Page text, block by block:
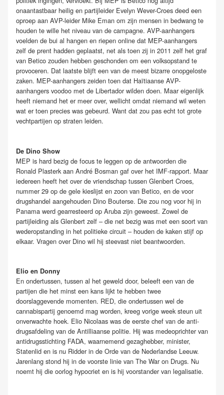
onaantastbaar heilig en partijleider Evelyn Wever-Croes deed een
oproep aan AVP-leider Mike Eman om zijn mensen in bedwang te
houden te wille het niveau van de campagne. AVP-aanhangers
voelden de bui al hangen en riepen online dat MEP-aanhangers
zelf de prent hadden geplaatst, net als toen zij in 2011 zelf het graf
van Betico zouden hebben geschonden om een volksopstand te
provoceren. Dat laatste blijft een van de meest bizarre onopgeloste
zaken. MEP-aanhangers zeiden toen dat Haïtiaanse AVP-
aanhangers voodoo met de Libertador wilden doen. Maar eigenlijk
heeft niemand het er meer over, wellicht omdat niemand wil weten
wat er toen precies was gebeurd. Want dat zou pas echt tot grote
vechtpartijen op straten leiden.
De Dino Show
MEP is hard bezig de focus te leggen op de antwoorden die
Ronald Plasterk aan André Bosman gaf over het IMF-rapport. Maar
iedereen heeft het over de vriendschap tussen Glenbert Croes,
nummer 29 op de gele kieslijst en zoon van Betico, en de voor
drugshandel aangehouden Dino Bouterse. Die zou nog voor hij in
Panama werd gearresteerd op Aruba zijn geweest. Zowel de
partijleiding als Glenbert zelf – die net bezig was met een soort van
wederopstanding in het politieke circuit – houden de kaken stijf op
elkaar. Vragen over Dino wil hij steevast niet beantwoorden.
Elio en Donny
En ondertussen, tussen al het geweld door, beleeft een van de
partijen die het minst een kans lijkt te hebben twee
doorslaggevende momenten. RED, die ondertussen wel de
cannabispartij genoemd mag worden, kreeg vorige week steun uit
onverwachte hoek. Elio Nicolaas was de eerste chef van de anti-
drugsafdeling van de Antilliaanse politie. Hij was medeoprichter van
antidrugsstichting FADA, waarnemend gezaghebber, minister,
Statenlid en is nu Ridder in de Orde van de Nederlandse Leeuw.
Jarenlang stond hij in de voorste linie van The War on Drugs. Nu
noemt hij die oorlog hypocriet en is hij voorstander van legalisatie.